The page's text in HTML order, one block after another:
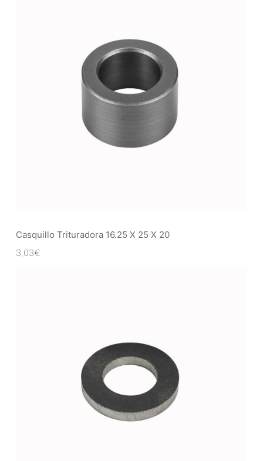
Casquillo Trituradora 16.25 X 25 X 20
3,03€